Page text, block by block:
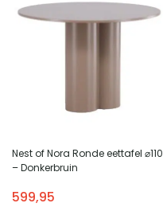
Nest of Nora Ronde eettafel ⌀110
– Donkerbruin
599,95